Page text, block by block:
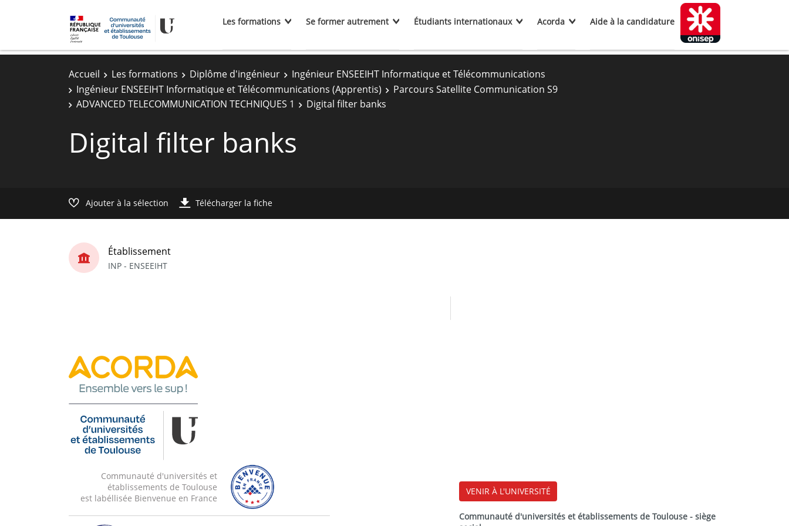
Les formations Se former autrement Étudiants internationaux Acorda Aide à la candidature
Accueil Les formations Diplôme d'ingénieur
Ingénieur ENSEEIHT Informatique et Télécommunications
Ingénieur ENSEEIHT Informatique et Télécommunications (Apprentis)
Parcours Satellite Communication S9
ADVANCED TELECOMMUNICATION TECHNIQUES 1
Digital filter banks
Digital filter banks
Ajouter à la sélection Télécharger la fiche
Établissement
INP - ENSEEIHT
Communauté d'universités et
établissements de Toulouse
est labéllisée Bienvenue en France
VENIR À L'UNIVERSITÉ
Communauté d'universités et établissements de Toulouse - siège